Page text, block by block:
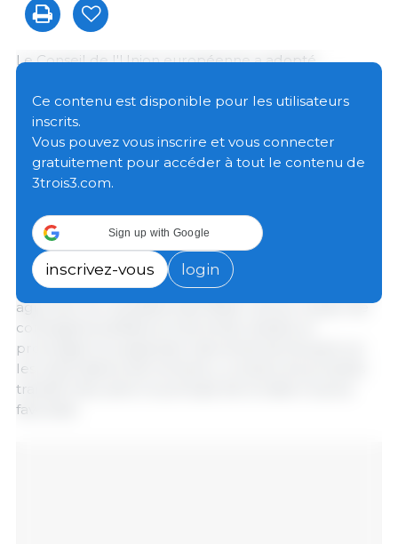
Le Conseil de l'Union européenne a adopté
œuvre les engagements tarifaires prévus dans la
déclaration conjointe UE–États-Unis du 21 août 2025,
achevant ainsi le processus législatif et réaffirmant
l'engagement de l'Union en faveur d'une relation
commerciale transatlantique stable et prévisible.
Les nouvelles dispositions suppriment les derniers
droits de douane appliqués par l'UE aux produits
industriels américains, accordent un accès
préférentiel à certains produits de la mer et produits
agricoles non sensibles des États-Unis au moyen de
contingents tarifaires et de droits réduits, et
prolongent la suspension des droits de douane sur
les importations de homard, y compris les produits
transformés, selon le principe de la nation la plus
favorisée.
Ce contenu est disponible pour les utilisateurs
inscrits.
Vous pouvez vous inscrire et vous connecter
gratuitement pour accéder à tout le contenu de
3trois3.com.
Sign up with Google
inscrivez-vous login